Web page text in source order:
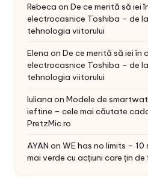
Rebeca on De ce merită să iei
electrocasnice Toshiba – de
tehnologia viitorului
Elena on De ce merită să iei în
electrocasnice Toshiba – de
tehnologia viitorului
Iuliana on Modele de
ieftine – cele mai căutate
PretzMic.ro
AYAN on WE has no limits –
mai verde cu acțiuni care țin